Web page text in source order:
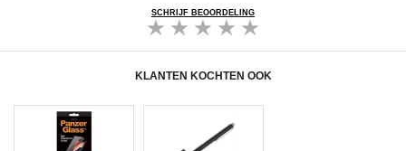
SCHRIJF BEOORDELING
KLANTEN KOCHTEN OOK